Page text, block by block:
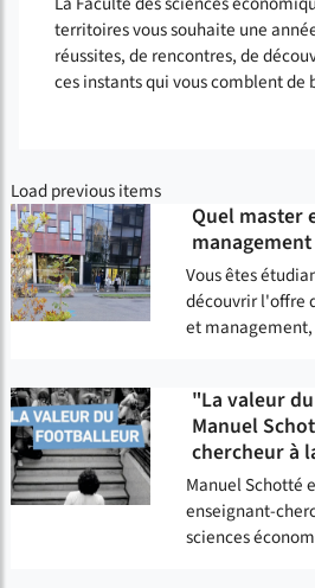
territoires vous souhaite une
réussites, de rencontres, de
ces instants qui vous comblent de
Load previous items
Quel master
Vous êtes
découvrir l'offre
et
"La valeur
Manuel
chercheur à
Manuel Schotté
enseignant-
sciences